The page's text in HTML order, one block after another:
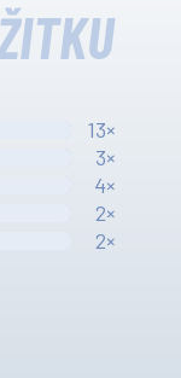
13×
3×
4×
2×
2×